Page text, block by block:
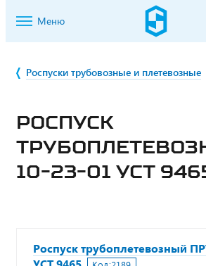
Меню
Роспуски трубовозные и плетевозные
РОСПУСК
10-23-01 УСТ
Роспуск трубоплетевозный